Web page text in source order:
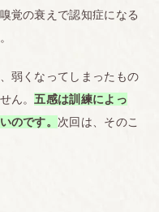
覚の衰えで認知症になる
弱くなってしまったもの
ん。五感は訓練によっ
のです。 次回は、そのこ